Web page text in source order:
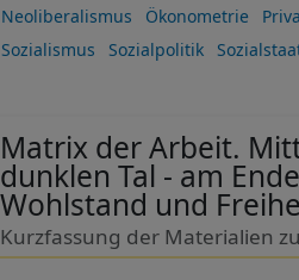
Neoliberalismus
Ökonometrie
Sozialismus
Sozialpolitik
Matrix der Arbeit.
dunklen Tal - am Ende
Wohlstand und
Kurzfassung der Materialien